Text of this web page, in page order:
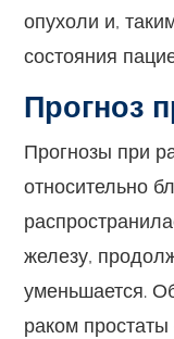
опухоли и,
состояния
Прогноз
Прогнозы при
относительно
железу,
уменьшается.
раком простаты